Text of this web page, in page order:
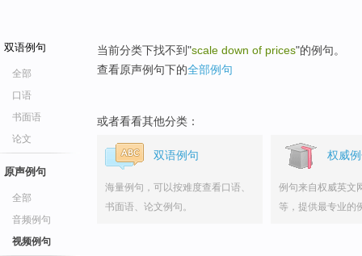
双语例句
全部
口语
书面语
论文
原声例句
全部
音频例句
视频例句
当前分类下找不到"scale down of prices"的例句。
查看原声例句下的全部例句
或者看看其他分类：
双语例句
海量例句，可以按难度查看口语、
书面语、论文例句。
权威
例句来自权威英文
等，提供最专业的